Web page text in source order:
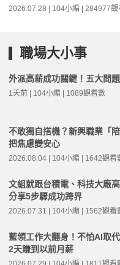
2026.07.28 | 104小編 | 284977觀
職場大小事
外派高薪成功關鍵！五大問
1天前 | 104小編 | 1089觀看數
不敢獨自搭機？新興職業「
把焦慮變安心
2026.08.04 | 104小編 | 1642觀看
文組就跟台積電、科技大廠
分享5步驟成功跨界
2026.07.31 | 104小編 | 1562觀看
藍領工作大翻身！不怕AI取
2天賺到以前月薪